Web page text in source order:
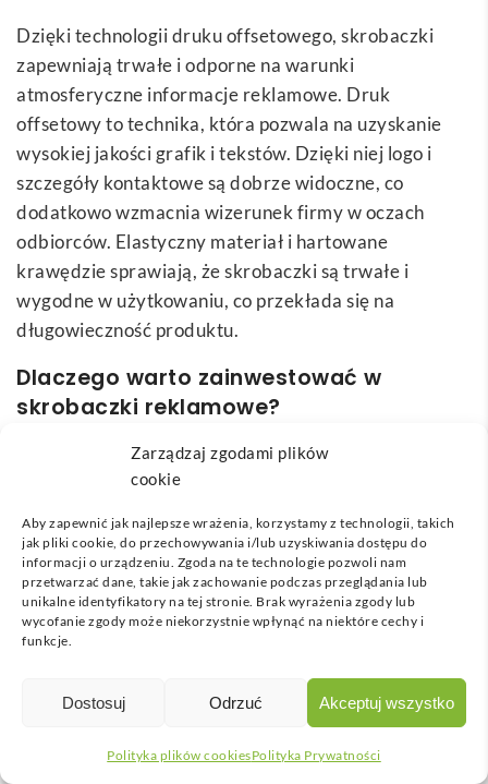
Zarządzaj zgodami plików
cookie
Aby zapewnić jak najlepsze wrażenia, korzystamy z technologii, takich
jak pliki cookie, do przechowywania i/lub uzyskiwania dostępu do
informacji o urządzeniu. Zgoda na te technologie pozwoli nam
przetwarzać dane, takie jak zachowanie podczas przeglądania lub
unikalne identyfikatory na tej stronie. Brak wyrażenia zgody lub
wycofanie zgody może niekorzystnie wpłynąć na niektóre cechy i
funkcje.
Akceptuj wszystko
Odrzuć
Dostosuj
Polityka plików cookiesPolityka Prywatności
Dzięki technologii druku offsetowego, skrobaczki
zapewniają trwałe i odporne na warunki
atmosferyczne informacje reklamowe. Druk
offsetowy to technika, która pozwala na uzyskanie
wysokiej jakości grafik i tekstów. Dzięki niej logo i
szczegóły kontaktowe są dobrze widoczne, co
dodatkowo wzmacnia wizerunek firmy w oczach
odbiorców. Elastyczny materiał i hartowane
krawędzie sprawiają, że skrobaczki są trwałe i
wygodne w użytkowaniu, co przekłada się na
długowieczność produktu.
Dlaczego warto zainwestować w
skrobaczki reklamowe?
Skrobaczki reklamowe z nadrukiemsą nieodłącznym
elementem wyposażenia każdego pojazdu zimą. Te
niewielkie, ale niezmiernie praktyczne narzędzia
pozwalają skutecznie usuwać lód z szyb, co czyni je
nieocenionym wsparciem dla kierowców podczas
mroźnych dni. Oprócz swojej praktycznej funkcji,
skrobaczki pełnią także rolę nośnika reklamy, co jest
efektywnego sposobu na dotarcie do szerokiego
grona odbiorców. Regularne używanie tych gadżetów
przez kierowców przekłada się nastałą widoczność